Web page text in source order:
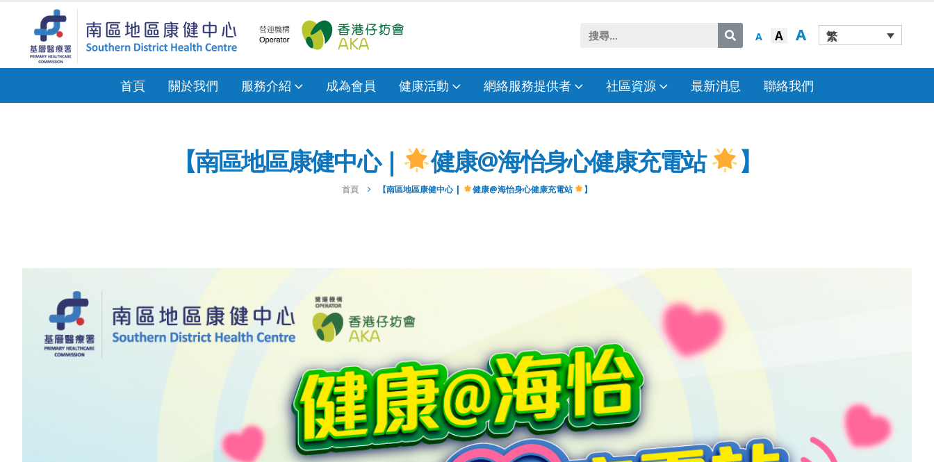
A A A 繁
首頁 關於我們 服務介紹 成為會員 健康活動 網絡服務提供者 社區資源 最新消息 聯絡我們
【南區地區康健中心 | 健康@海怡身心健康充電站 】
首頁 【南區地區康健中心 | 健康@海怡身心健康充電站 】